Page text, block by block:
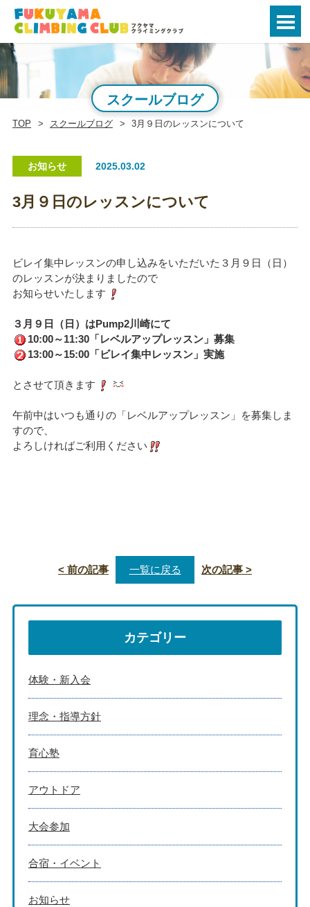
スクールブログ
TOP スクールブログ 3月９日のレッスンについて
お知らせ 2025.03.02
3月９日のレッスンについて
ビレイ集中レッスンの申し込みをいただいた３月９日（日）
のレッスンが決まりましたので
お知らせいたします
３月９日（日）はPump2川崎にて
10:00～11:30「レベルアップレッスン」募集
13:00～15:00「ビレイ集中レッスン」実施
とさせて頂きます
午前中はいつも通りの「レベルアップレッスン」を募集しま
すので、
よろしければご利用ください
< 前の記事 一覧に戻る 次の記事 >
カテゴリー
体験・新入会
理念・指導方針
育心塾
アウトドア
大会参加
合宿・イベント
お知らせ